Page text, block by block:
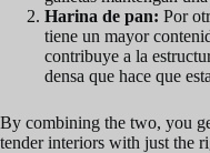
Harina de pan: Por
tiene un mayor
contribuye a la
densa que hace que
By combining the two, you
tender interiors with just the